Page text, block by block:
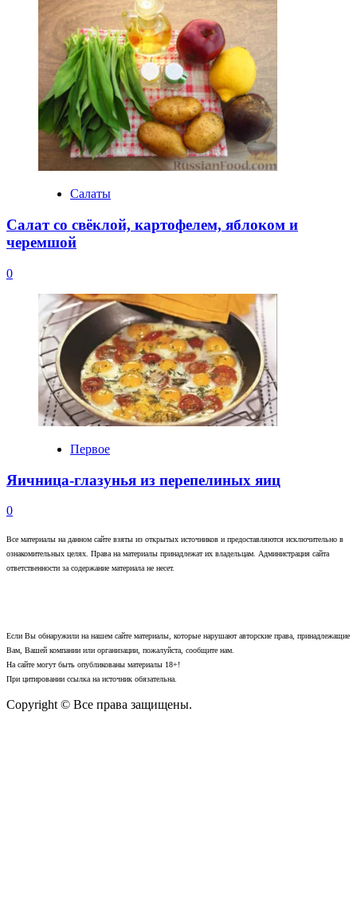
Салаты
Салат со свёклой, картофелем, яблоком и
черемшой
0
Первое
Яичница-глазунья из перепелиных яиц
0
Все материалы на данном сайте взяты из открытых источников и предоставляются исключительно в
ознакомительных целях. Права на материалы принадлежат их владельцам. Администрация сайта
ответственности за содержание материала не несет.
Если Вы обнаружили на нашем сайте материалы, которые нарушают авторские права, принадлежащие
Вам, Вашей компании или организации, пожалуйста, сообщите нам.
На сайте могут быть опубликованы материалы 18+!
При цитировании ссылка на источник обязательна.
Copyright © Все права защищены.